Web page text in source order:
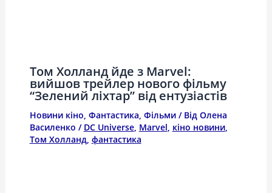
Том Холланд йде з Marvel:
вийшов трейлер нового фільму
“Зелений ліхтар” від ентузіастів
Новини кіно Фантастика Фільми/ Від Олена
Василенко / DC Universe, Marvel кіно новини,
Том Холланд, фантастика